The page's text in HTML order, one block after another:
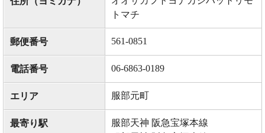
トマチ
郵便番号 561-0851
電話番号 06-6863-0189
エリア 服部元町
最寄り駅
服部天神 阪急宝塚本線